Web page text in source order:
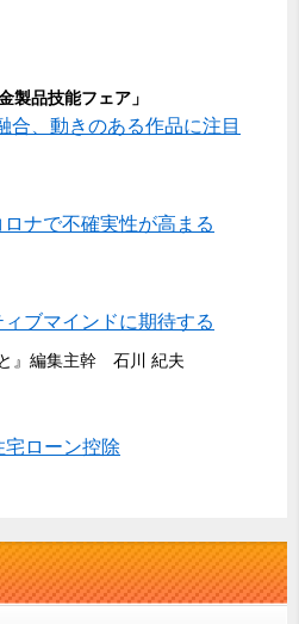
製品技能フェア」
合、動きのある作品に注目
ナで不確実性が高まる
ブマインドに期待する
』編集主幹 石川 紀夫
ローン控除